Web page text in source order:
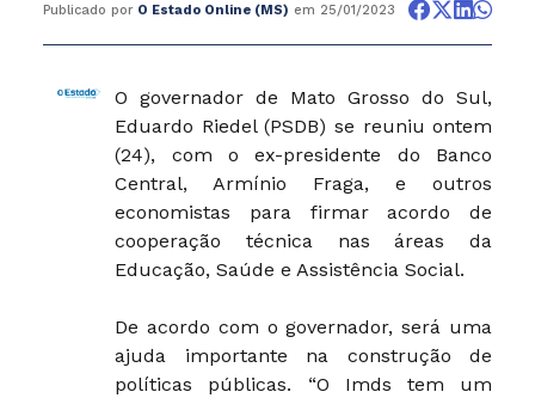
Publicado por O Estado Online (MS) em 25/01/2023
O governador de Mato Grosso do Sul,
Eduardo Riedel (PSDB) se reuniu ontem
(24), com o ex-presidente do Banco
Central, Armínio Fraga, e outros
economistas para firmar acordo de
cooperação técnica nas áreas da
Educação, Saúde e Assistência Social.
De acordo com o governador, será uma
ajuda importante na construção de
políticas públicas. “O Imds tem um